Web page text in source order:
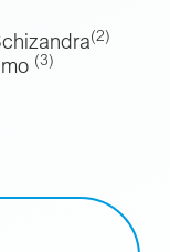
(2)
(3)